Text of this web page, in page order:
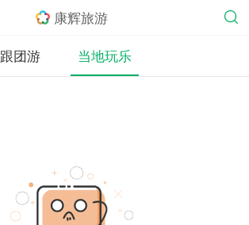
康辉旅游
跟团游 当地玩乐